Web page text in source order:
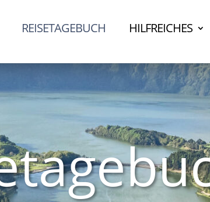
REISETAGEBUCH HILFREICHES